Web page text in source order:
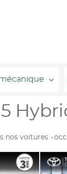
nos voitures